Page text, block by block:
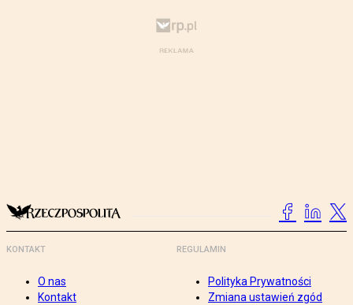
KONTAKT
O nas
Kontakt
REGULAMIN
Polityka Prywatności
Zmiana ustawień zgód